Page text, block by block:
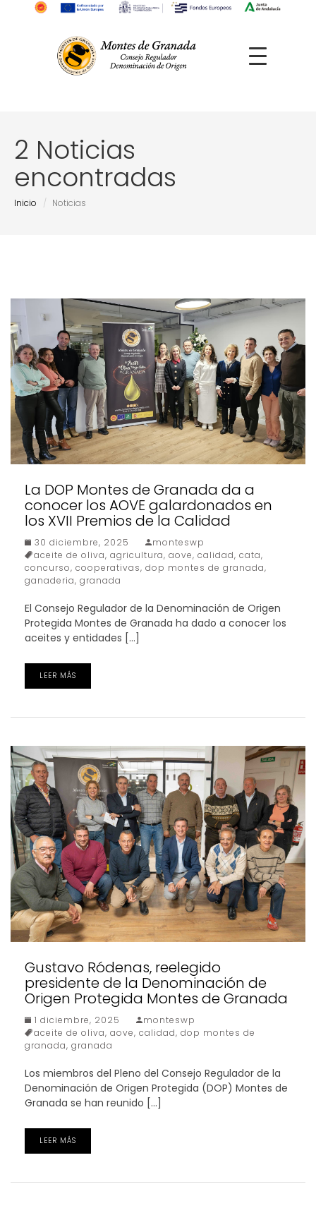
2 Noticias
encontradas
Inicio Noticias
La DOP Montes de Granada da a
conocer los AOVE galardonados en
los XVII Premios de la Calidad
30 diciembre, 2025
monteswp
aceite de oliva, agricultura, aove, calidad, cata,
concurso, cooperativas, dop montes de granada,
ganaderia, granada
El Consejo Regulador de la Denominación de Origen
Protegida Montes de Granada ha dado a conocer los
aceites y entidades […]
LEER MÁS
Gustavo Ródenas, reelegido
presidente de la Denominación de
Origen Protegida Montes de Granada
1 diciembre, 2025
monteswp
aceite de oliva, aove, calidad, dop montes de
granada, granada
Los miembros del Pleno del Consejo Regulador de la
Denominación de Origen Protegida (DOP) Montes de
Granada se han reunido […]
LEER MÁS